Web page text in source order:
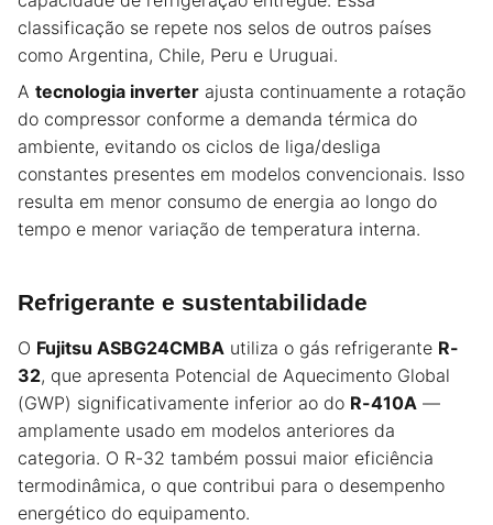
classificação se repete nos selos de outros países
como Argentina, Chile, Peru e Uruguai.
A tecnologia inverter ajusta continuamente a rotação
do compressor conforme a demanda térmica do
ambiente, evitando os ciclos de liga/desliga
constantes presentes em modelos convencionais. Isso
resulta em menor consumo de energia ao longo do
tempo e menor variação de temperatura interna.
Refrigerante e sustentabilidade
O Fujitsu ASBG24CMBA utiliza o gás refrigerante R-
32, que apresenta Potencial de Aquecimento Global
(GWP) significativamente inferior ao do R-410A —
amplamente usado em modelos anteriores da
categoria. O R-32 também possui maior eficiência
termodinâmica, o que contribui para o desempenho
energético do equipamento.